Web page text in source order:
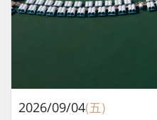
2026/09/04(五)